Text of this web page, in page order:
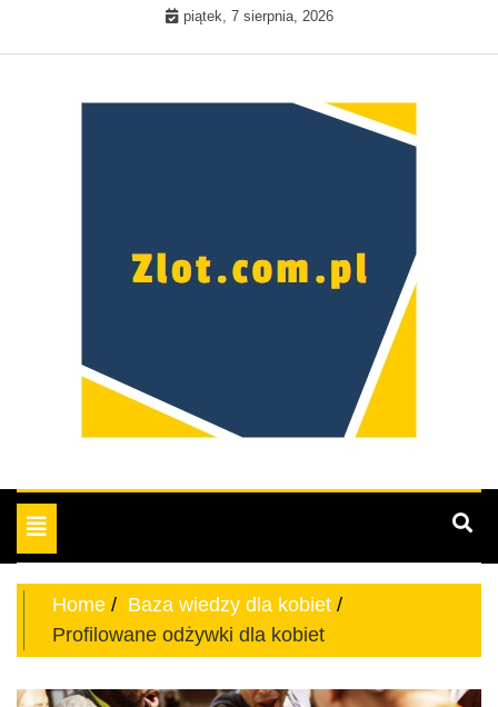
piątek, 7 sierpnia, 2026
Prawdziwa kobieta –
aktywnych kobiet
Toggle
navigation
Home
Baza wiedzy dla kobiet
Profilowane odżywki dla kobiet